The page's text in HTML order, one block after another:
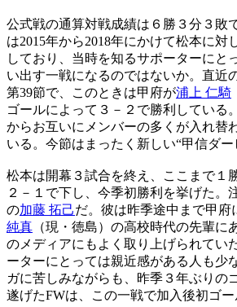
公式戦の通算対戦成績は６勝３分３敗
は2015年から2018年にかけて松本に対
しており、当時を知るサポーターにと
い出す一戦になるのではないか。直近
第39節で、このときは甲府が浦上 仁騎
ゴールによって３－２で勝利している
からお互いにメンバーの多くが入れ替
いる。今節はまったく新しい“甲信ダー
松本は開幕３試合を終え、ここまで１
２－１で下し、今季初勝利を挙げた。
の加藤 拓己だ。彼は昨季途中まで甲府
純真 （現・徳島）の高校時代の先輩に
のメディアにもよく取り上げられてい
ーターにとっては親近感がある人も少
ガに苦しみながらも、昨季３年ぶりの
遂げたFWは、この一戦で加入後初ゴー